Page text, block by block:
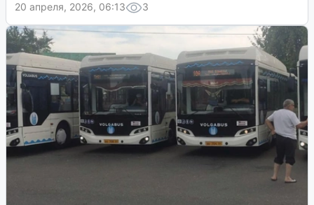
20 апреля, 2026, 06:13
3